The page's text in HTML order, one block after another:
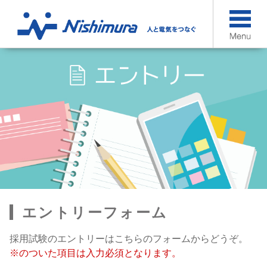
エントリーフォーム
採用試験のエントリーはこちらのフォームからどうぞ。
※のついた項目は入力必須となります。